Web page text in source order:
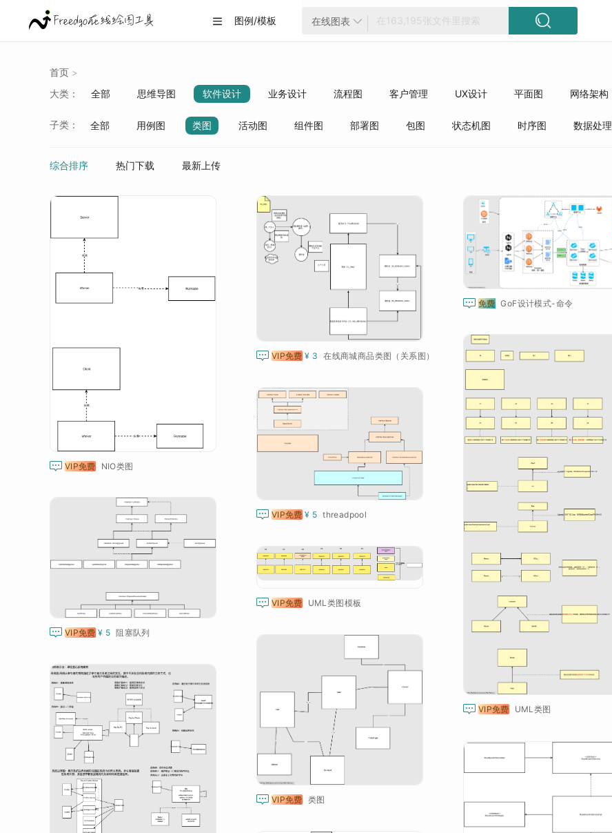
 图例/模板 
在线图表 
首页 >
大类： 全部 思维导图 软件设计 业务设计 流程图 客户管理 UX设计 平面图 网络架构
生活/教育
子类： 全部 用例图 类图 活动图 组件图 部署图 包图 状态机图 时序图 数据处理
设计模式
消息中间件
综合排序 热门下载 最新上传
 VIP免费 NIO类图
 VIP免费 ¥ 3 在线商城商品类图（关系图）
 免费 GoF设计模式-命令
 VIP免费 UML类图
 VIP免费 ¥ 5 threadpool
 VIP免费 ¥ 5 阻塞队列
 VIP免费 UML类图模板
 VIP免费 类图